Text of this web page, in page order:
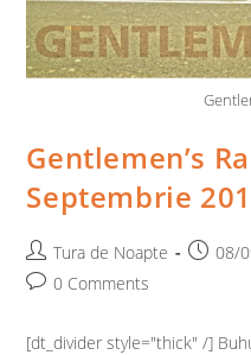
Gentlemen’s
Septembrie
Post
author:
Tura de Noapte
Post08/
Post0 Comments
[dt_divider style="thick" /]